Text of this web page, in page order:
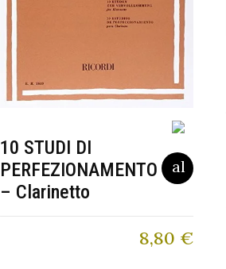
10 STUDI DI
PERFEZIONAMENTO
– Clarinetto
8,80 €